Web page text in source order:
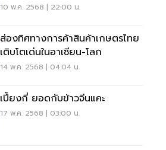
10 พ.ค. 2568 | 22:00 น.
ส่องทิศทางการค้าสินค้าเกษตรไทย
เติบโตเด่นในอาเซียน-โลก
14 พ.ค. 2568 | 04:04 น.
เปี้ยงกี่ ยอดกับข้าวจีนแคะ
17 พ.ค. 2568 | 03:00 น.